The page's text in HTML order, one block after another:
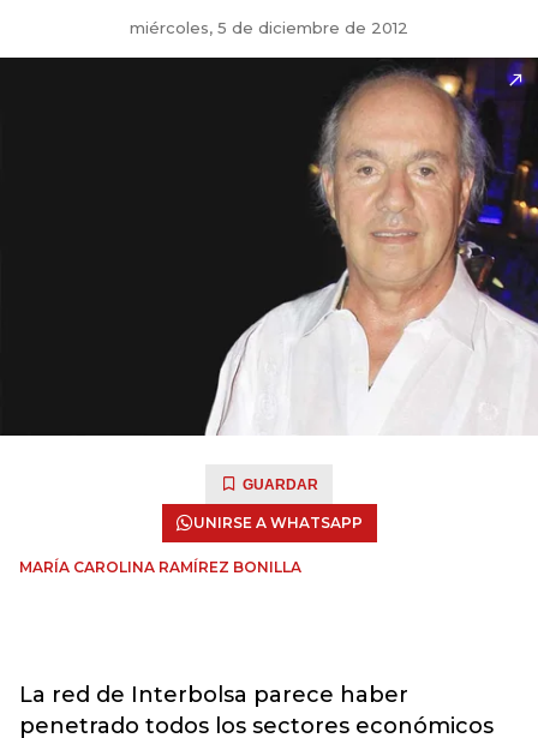
miércoles, 5 de diciembre de 2012
GUARDAR
UNIRSE A WHATSAPP
MARÍA CAROLINA RAMÍREZ BONILLA
La red de Interbolsa parece haber
penetrado todos los sectores económicos